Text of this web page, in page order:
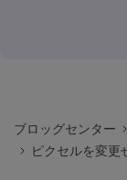
ブロッグセンター
ピクセルを変更